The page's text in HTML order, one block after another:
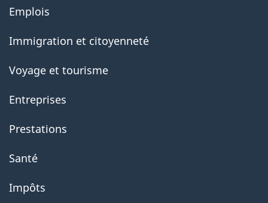
government
Emplois
Immigration et citoyenneté
Voyage et tourisme
Entreprises
Prestations
Santé
Impôts